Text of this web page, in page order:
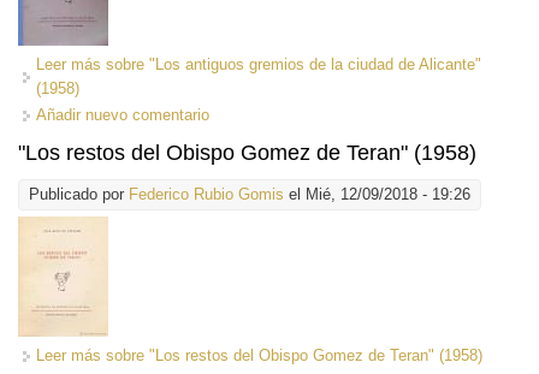
Leer más sobre "Los antiguos gremios de la ciudad de Alicante"
(1958)
Añadir nuevo comentario
"Los restos del Obispo Gomez de Teran" (1958)
Publicado por Federico Rubio Gomis el Mié, 12/09/2018 - 19:26
Leer más sobre "Los restos del Obispo Gomez de Teran" (1958)